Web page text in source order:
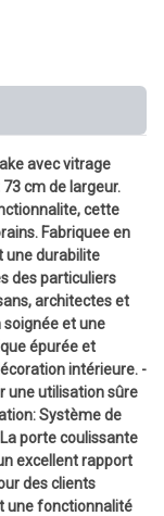
avec vitrage
cm de largeur.
cette
Fabriquee en
une durabilite
des particuliers
architectes et
soignée et une
épurée et
intérieure. -
une utilisation sûre
Système de
porte coulissante
excellent rapport
des clients
une fonctionnalité